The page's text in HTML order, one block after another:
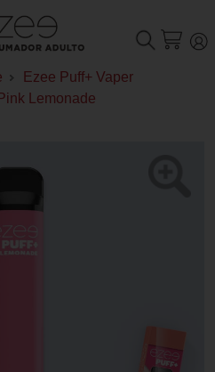
Ezee Puff+ Vaper
Lemonade